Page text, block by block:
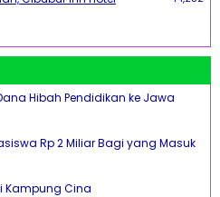
Hibah Pendidikan ke Jawa
Rp 2 Miliar Bagi yang Masuk
Kampung Cina